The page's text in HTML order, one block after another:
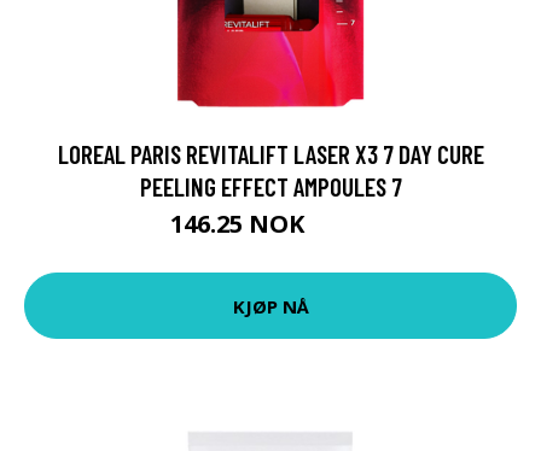
LOREAL PARIS REVITALIFT LASER X3 7 DAY CURE
PEELING EFFECT AMPOULES 7
146.25 NOK
KJØP NÅ